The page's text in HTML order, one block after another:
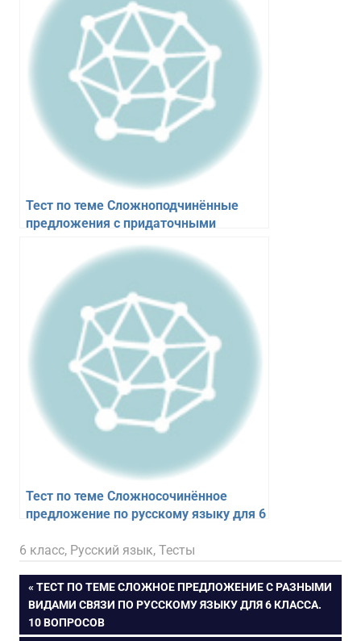
Тест по теме Сложноподчинённые
предложения с придаточными
для 6 класса. 10 вопросов
Тест по теме Сложносочинённое
предложение по русскому языку для 6
12.03.2025
figa
6 класс, Русский язык, Тесты
Навигация
по
ПРЕДЫДУЩАЯ
ЗАПИСЬ:
ТЕСТ ПО ТЕМЕ СЛОЖНОЕ ПРЕДЛОЖЕНИЕ С РАЗНЫМИ
ВИДАМИ СВЯЗИ ПО РУССКОМУ ЯЗЫКУ ДЛЯ 6 КЛАССА.
10 ВОПРОСОВ